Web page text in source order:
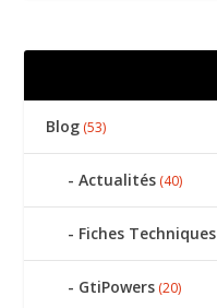
Blog (53)
Actualités (40)
Fiches Techniques
GtiPowers (20)